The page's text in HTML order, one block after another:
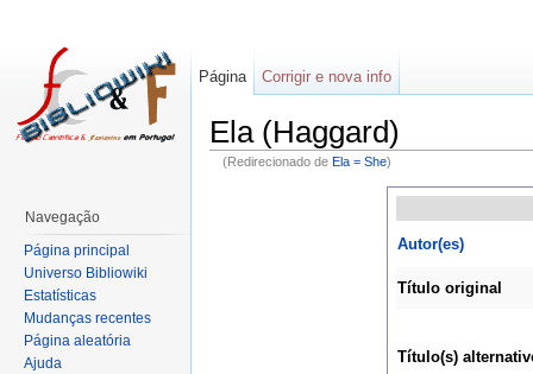
Ela (Haggard)
(Redirecionado de Ela = She)
Autor(es)
Título original
Título(s)
Página Corrigir e nova info
Navegação
Página principal
Universo Bibliowiki
Estatísticas
Mudanças recentes
Página aleatória
Ajuda